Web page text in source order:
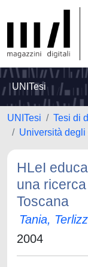
UNITesi
UNITesi
Tesi di
Università
HLeI
una
Toscana
Tania,
2004